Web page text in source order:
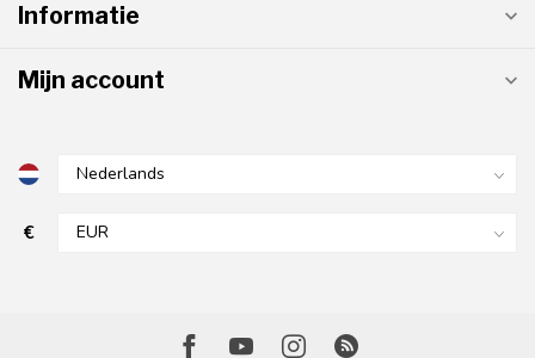
Informatie
Mijn account
€